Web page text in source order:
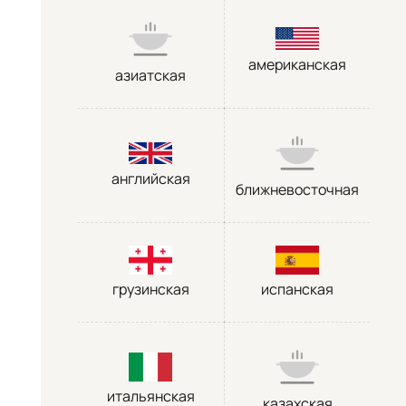
азиатская
американская
английская
ближневосточная
грузинская испанская
итальянская